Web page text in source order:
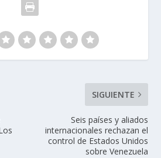
SIGUIENTE
Seis países y aliados
internacionales rechazan el
control de Estados Unidos
sobre Venezuela